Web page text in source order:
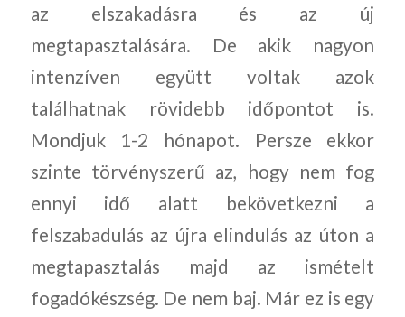
az elszakadásra és az új
megtapasztalására. De akik nagyon
intenzíven együtt voltak azok
találhatnak rövidebb időpontot is.
Mondjuk 1-2 hónapot. Persze ekkor
szinte törvényszerű az, hogy nem fog
ennyi idő alatt bekövetkezni a
felszabadulás az újra elindulás az úton a
megtapasztalás majd az ismételt
fogadókészség. De nem baj. Már ez is egy